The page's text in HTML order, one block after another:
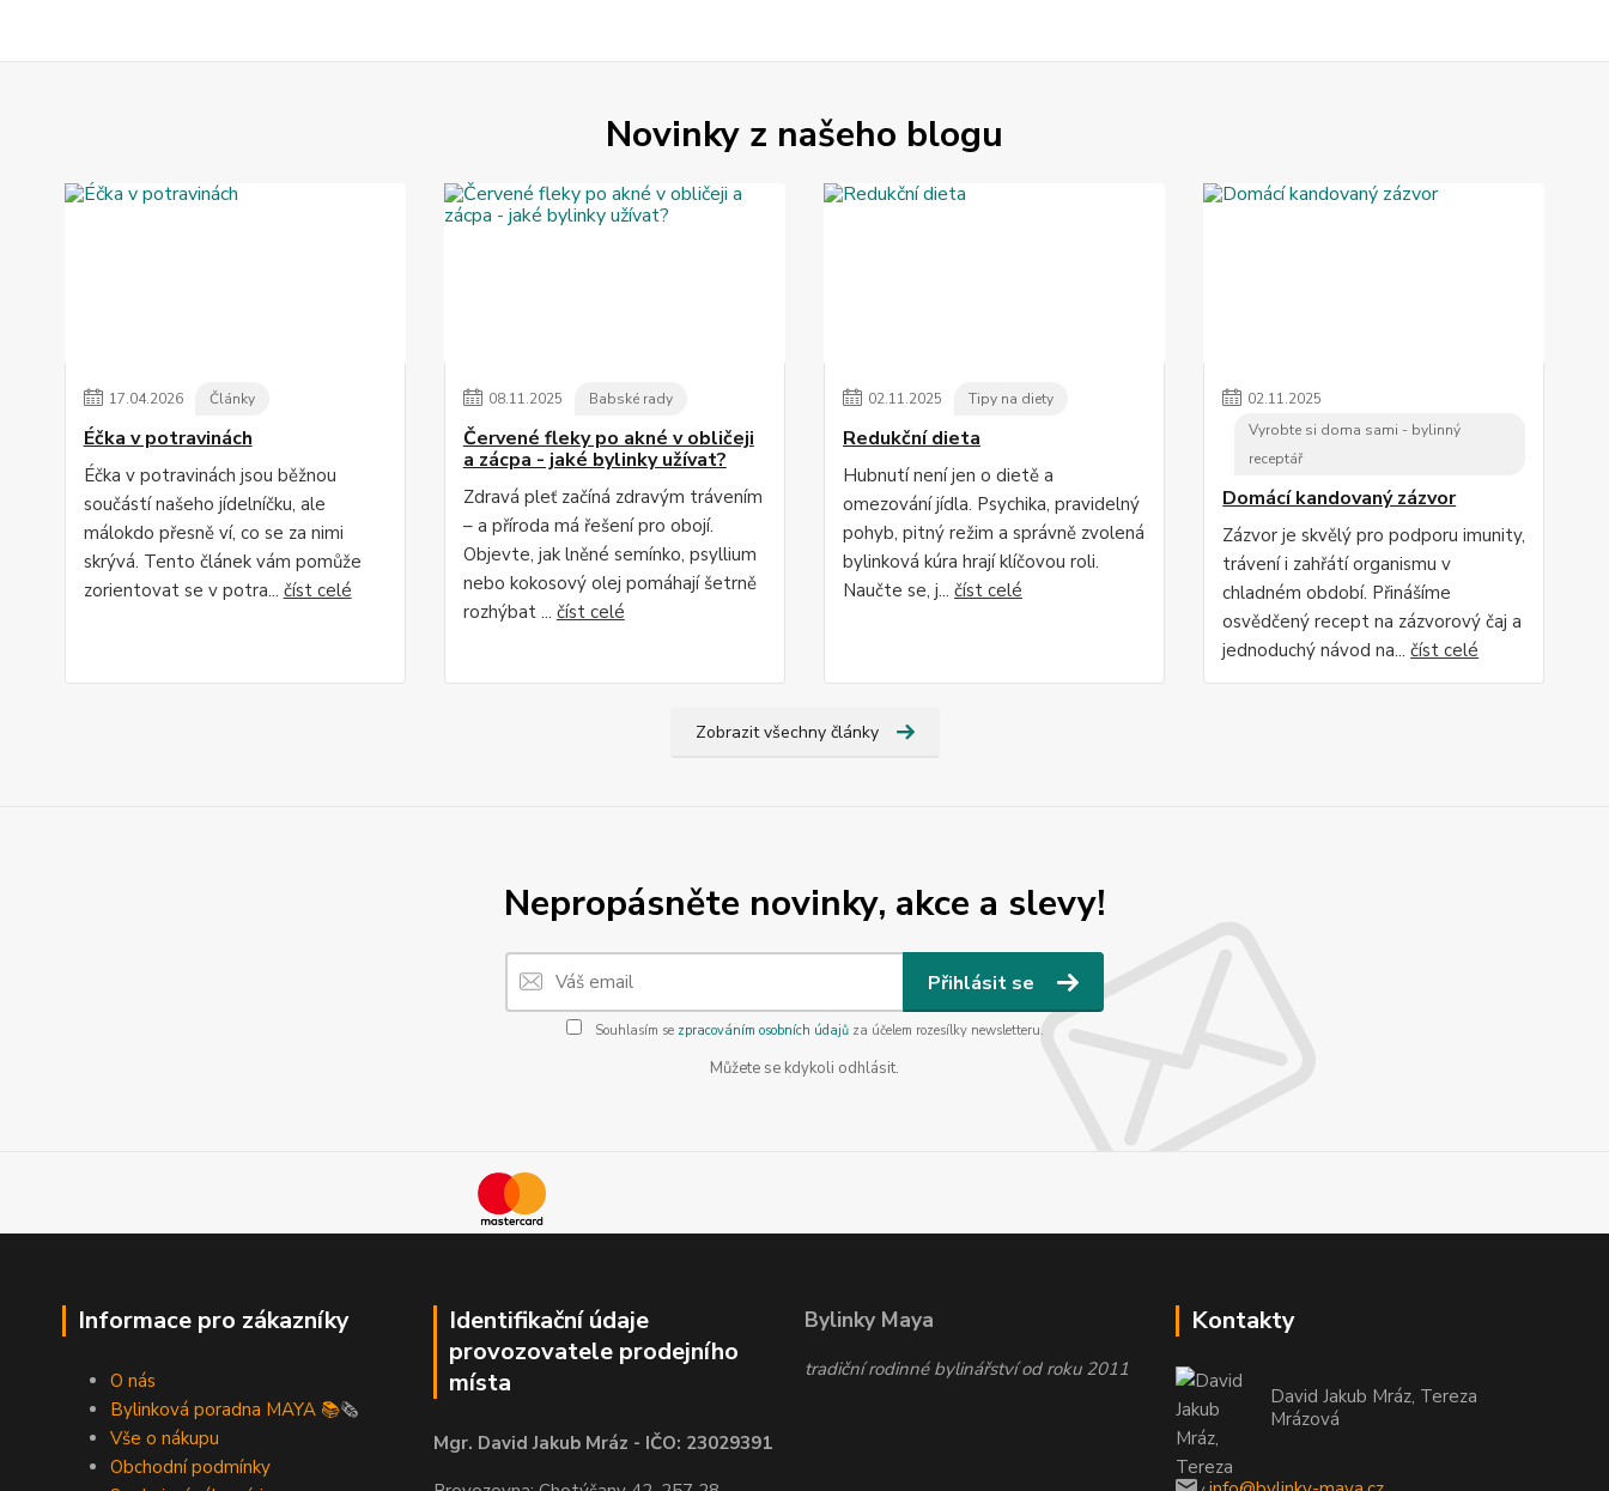
Novinky z našeho blogu
17.04.2026 Články
Éčka v potravinách
Éčka v potravinách jsou běžnou
součástí našeho jídelníčku, ale
málokdo přesně ví, co se za nimi
skrývá. Tento článek vám pomůže
zorientovat se v potra... číst celé
08.11.2025 Babské rady
Červené fleky po akné v obličeji
a zácpa - jaké bylinky užívat?
Zdravá pleť začíná zdravým trávením
– a příroda má řešení pro obojí.
Objevte, jak lněné semínko, psyllium
nebo kokosový olej pomáhají šetrně
rozhýbat ... číst celé
02.11.2025 Tipy na diety
Redukční dieta
Hubnutí není jen o dietě a
omezování jídla. Psychika, pravidelný
pohyb, pitný režim a správně zvolená
bylinková kúra hrají klíčovou roli.
Naučte se, j... číst celé
02.11.2025
Vyrobte si doma sami - bylinný
receptář
Domácí kandovaný zázvor
Zázvor je skvělý pro podporu imunity,
trávení i zahřátí organismu v
chladném období. Přinášíme
osvědčený recept na zázvorový čaj a
jednoduchý návod na...číst celé
Zobrazit všechny články
Nepropásněte novinky, akce a slevy!
Přihlásit se
Souhlasím se zpracováním osobních údajůza účelem rozesílky newsletteru.
Můžete se kdykoli odhlásit.
Informace pro zákazníky
O nás
Bylinková poradna MAYA 📚🗞️
Vše o nákupu
Obchodní podmínky
Identifikační údaje
provozovatele prodejního
místa
Mgr. David Jakub Mráz - IČO: 23029391
Bylinky Maya
tradiční rodinné bylinářství od roku 2011
Kontakty
David Jakub Mráz, Tereza
Mrázová